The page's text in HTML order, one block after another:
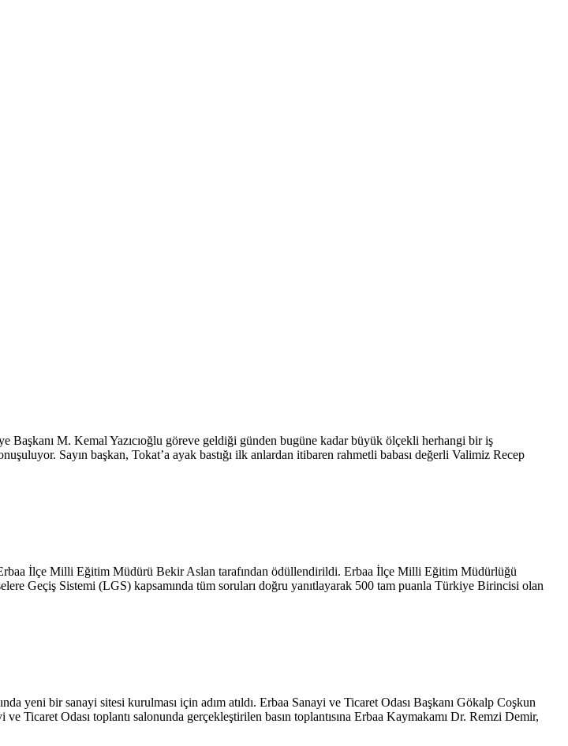
Başkanı M. Kemal Yazıcıoğlu göreve geldiği günden bugüne kadar büyük ölçekli herhangi bir iş
Sayın başkan, Tokat’a ayak bastığı ilk anlardan itibaren rahmetli babası değerli Valimiz Recep
İlçe Milli Eğitim Müdürü Bekir Aslan tarafından ödüllendirildi. Erbaa İlçe Milli Eğitim Müdürlüğü
Geçiş Sistemi (LGS) kapsamında tüm soruları doğru yanıtlayarak 500 tam puanla Türkiye Birincisi olan
yeni bir sanayi sitesi kurulması için adım atıldı. Erbaa Sanayi ve Ticaret Odası Başkanı Gökalp Coşkun
Ticaret Odası toplantı salonunda gerçekleştirilen basın toplantısına Erbaa Kaymakamı Dr. Remzi Demir,